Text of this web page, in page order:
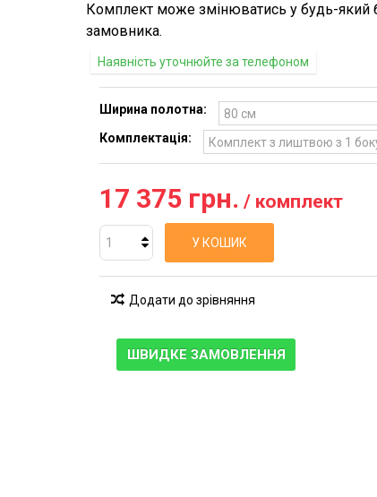
Комплект може змінюватись у будь-який
замовника.
Наявність уточнюйте за телефоном
Ширина полотна:
Комплектація:
17 375 грн. / комплект
У КОШИК
Додати до зрівняння
ШВИДКЕ ЗАМОВЛЕННЯ